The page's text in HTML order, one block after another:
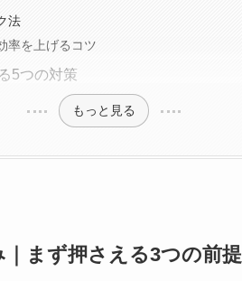
法
率を上げるコツ
5つの対策
もっと見る
まず押さえる3つの前提